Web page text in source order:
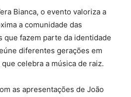
Bianca, o evento valoriza a
a comunidade das
que fazem parte da identidade
diferentes gerações em
celebra a música de raiz.
as apresentações de João